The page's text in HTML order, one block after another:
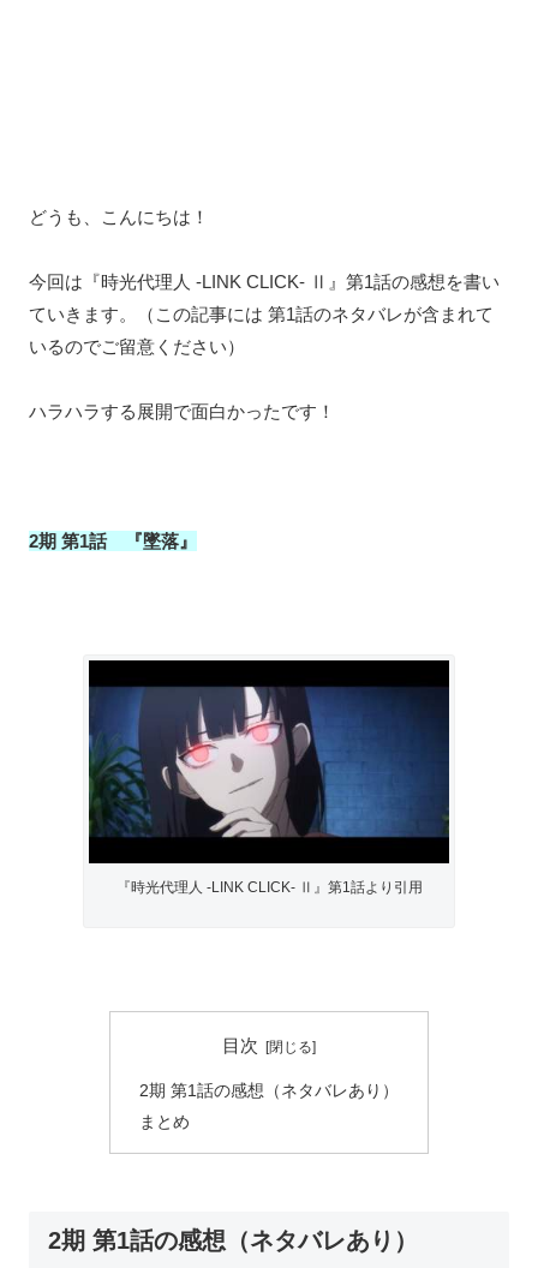
どうも、こんにちは！
今回は『時光代理人 -LINK CLICK- Ⅱ』第1話の感想を書い
ていきます。（この記事には 第1話のネタバレが含まれて
いるのでご留意ください）
ハラハラする展開で面白かったです！
2期 第1話 『墜落』
『時光代理人 -LINK CLICK- Ⅱ』第1話より引用
目次
2期 第1話の感想（ネタバレあり）
まとめ
2期 第1話の感想（ネタバレあり）